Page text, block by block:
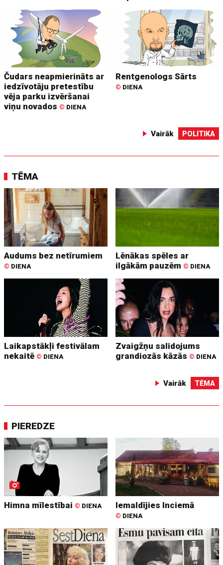
Čudars neapmierināts ar
iedzīvotāju pretestību
vēja parku izvēršanai
viņu novados © DIENA
Rentgenologs Sārts
© DIENA
Vairāk POLITIKA
TĒMA
Audums bez netīrumiem
© DIENA
Lēnākas spēles ar
ilgākām pauzēm © DIENA
Laikapstākļi festivālam
nekaitē © DIENA
Zvaigžņu salidojums
grandiozās kāzās © DIENA
Vairāk TĒMA
PIEREDZE
Himna mīlestībai © DIENA Iemaldījies Inciemā
© DIENA